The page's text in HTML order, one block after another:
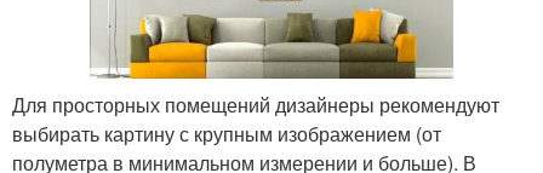
Для просторных помещений дизайнеры рекомендуют
выбирать картину с крупным изображением (от
полуметра в минимальном измерении и больше). В